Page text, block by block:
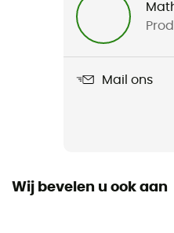
Mail ons
Wij bevelen u ook aan